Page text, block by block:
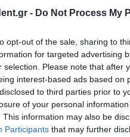
- Do Not Process My
opt-out of the sale, sharing to
for targeted advertising
selection. Please note that after
interest-based ads based
to third parties prior to
of your personal
This information may also be
Participants that may further
ένοπλες
εναντίον της
του στρατού του
σε νότια συνοικία
που πρόσκειται